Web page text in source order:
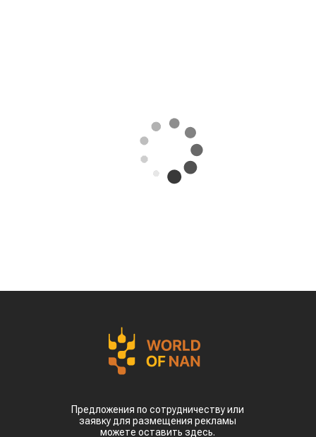
Поделиться
Казахстан может освоить производство
министра Олжаса Бектенова с основателем
гонконгской компании Full Vision Capital
доктором Питером Ли.
устойчивого авиационного топлива. Для этого
планируется использовать